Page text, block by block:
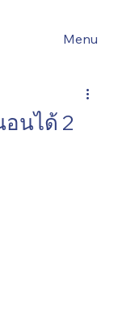
Menu
นได้ 2